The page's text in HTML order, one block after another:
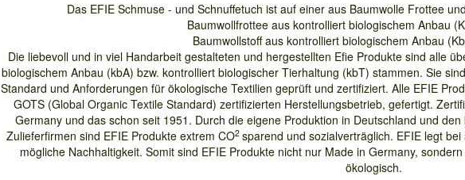
Das EFIE Schmuse - und Schnuffetuch ist auf einer aus Baumwolle Frottee
Baumwollfrottee aus kontrolliert biologischem Anbau
Baumwollstoff aus kontrolliert biologischem Anbau
Die liebevoll und in viel Handarbeit gestalteten und hergestellten Efie Produkte sind alle
biologischem Anbau (kbA) bzw. kontrolliert biologischer Tierhaltung (kbT) stammen. Sie
Standard und Anforderungen für ökologische Textilien geprüft und zertifiziert. Alle EFIE
GOTS (Global Organic Textile Standard) zertifizierten Herstellungsbetrieb, gefertigt.
Germany und das schon seit 1951. Durch die eigene Produktion in Deutschland und
Zulieferfirmen sind EFIE Produkte extrem CO2 sparend und sozialverträglich. EFIE legt
mögliche Nachhaltigkeit. Somit sind EFIE Produkte nicht nur Made in Germany,
ökologisch.